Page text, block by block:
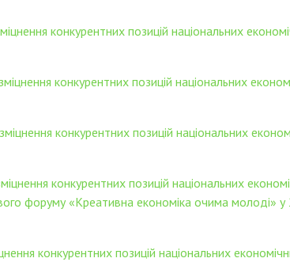
конкурентних позицій національних
конкурентних позицій національних
конкурентних позицій національних
конкурентних позицій національних
форуму «Креативна економіка очима молоді»
конкурентних позицій національних